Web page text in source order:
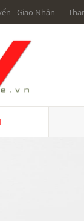
- Giao Nhận